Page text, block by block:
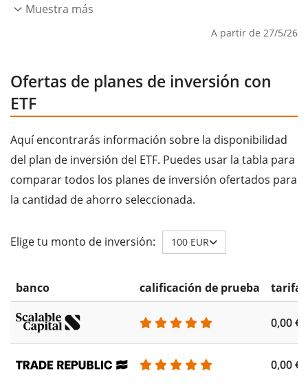
Muestra más
A partir de 27/5/26
Ofertas de planes de inversión con
ETF
Aquí encontrarás información sobre la disponibilidad
del plan de inversión del ETF. Puedes usar la tabla para
comparar todos los planes de inversión ofertados para
la cantidad de ahorro seleccionada.
Elige tu monto de inversión: 100 EUR
banco calificación de prueba tarifa
0,00 €
0,00 €